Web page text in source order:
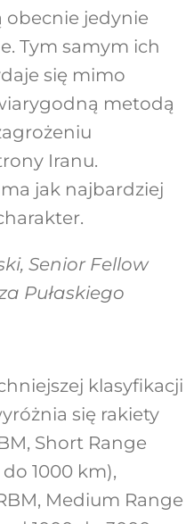
obecnie jedynie
Tym samym ich
się mimo
metodą
Iranu.
jak najbardziej
Senior Fellow
Pułaskiego
klasyfikacji
się rakiety
Short Range
1000 km),
Medium Range